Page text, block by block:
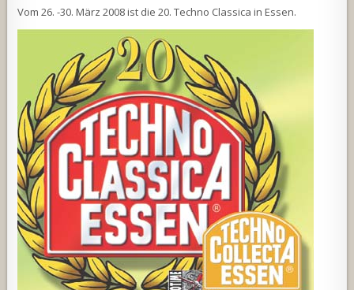
Vom 26. -30. März 2008 ist die 20. Techno Classica in Essen.